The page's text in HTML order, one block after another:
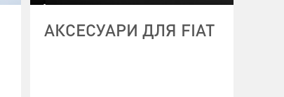
АКСЕСУАРИ ДЛЯ FIAT